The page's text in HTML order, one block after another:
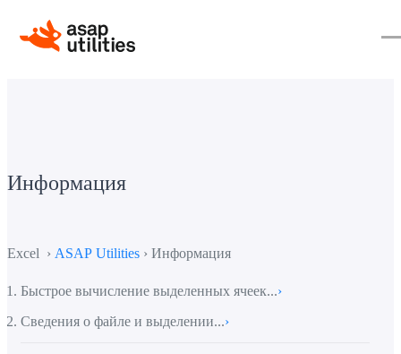
Информация
Excel › ASAP Utilities › Информация
Быстрое вычисление выделенных ячеек...›
Сведения о файле и выделении...›